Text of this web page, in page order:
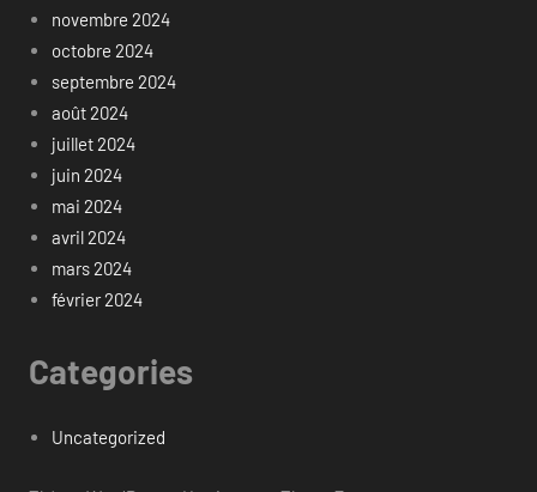
novembre 2024
octobre 2024
septembre 2024
août 2024
juillet 2024
juin 2024
mai 2024
avril 2024
mars 2024
février 2024
Categories
Uncategorized